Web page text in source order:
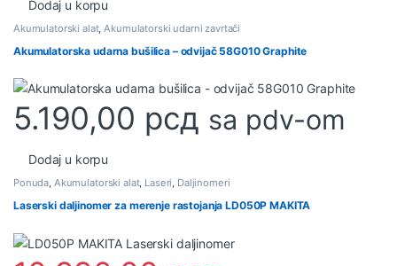
Dodaj u korpu
Akumulatorski alat,Akumulatorski udarni zavrtači
Akumulatorska udarna bušilica – odvijač 58G010 Graphite
5.190,00 рсд sa pdv-om
Dodaj u korpu
Ponuda, Akumulatorski alat, Laseri, Daljinomeri
Laserski daljinomer za merenje rastojanja LD050P MAKITA